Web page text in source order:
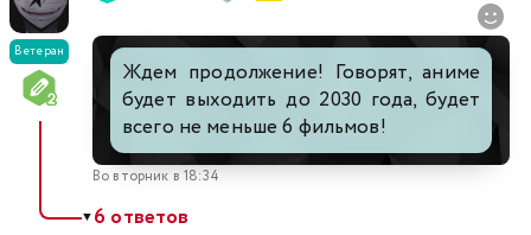
Ветеран
Ждем продолжение! Говорят, аниме
будет выходить до 2030 года, будет
всего не меньше 6 фильмов!
Во вторник в 18:34
▼6 ответов